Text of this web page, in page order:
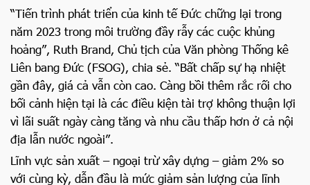
“Tiến trình phát triển của kinh tế Đức chững lại trong
năm 2023 trong môi trường đầy rẫy các cuộc khủng
hoảng”, Ruth Brand, Chủ tịch của Văn phòng Thống kê
Liên bang Đức (FSOG), chia sẻ. “Bất chấp sự hạ nhiệt
gần đây, giá cả vẫn còn cao. Càng bồi thêm rắc rối cho
bối cảnh hiện tại là các điều kiện tài trợ không thuận lợi
vì lãi suất ngày càng tăng và nhu cầu thấp hơn ở cả nội
địa lẫn nước ngoài”.
Lĩnh vực sản xuất – ngoại trừ xây dựng – giảm 2% so
với cùng kỳ, dẫn đầu là mức giảm sản lượng của lĩnh